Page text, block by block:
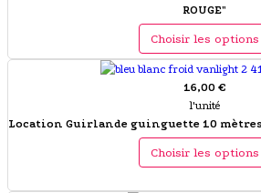
ROUGE"
Choisir les options
16,00 €
l'unité
Location Guirlande guinguette 10 mètres
Choisir les options